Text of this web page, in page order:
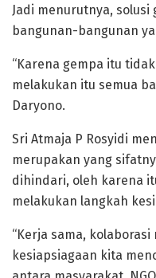
Jadi menurutnya, solusi
bangunan-bangunan
“Karena gempa itu
melakukan itu semua
Daryono.
Sri Atmaja P Rosyidi
merupakan yang
dihindari, oleh karena
melakukan langkah
“Kerja sama,
kesiapsiagaan kita